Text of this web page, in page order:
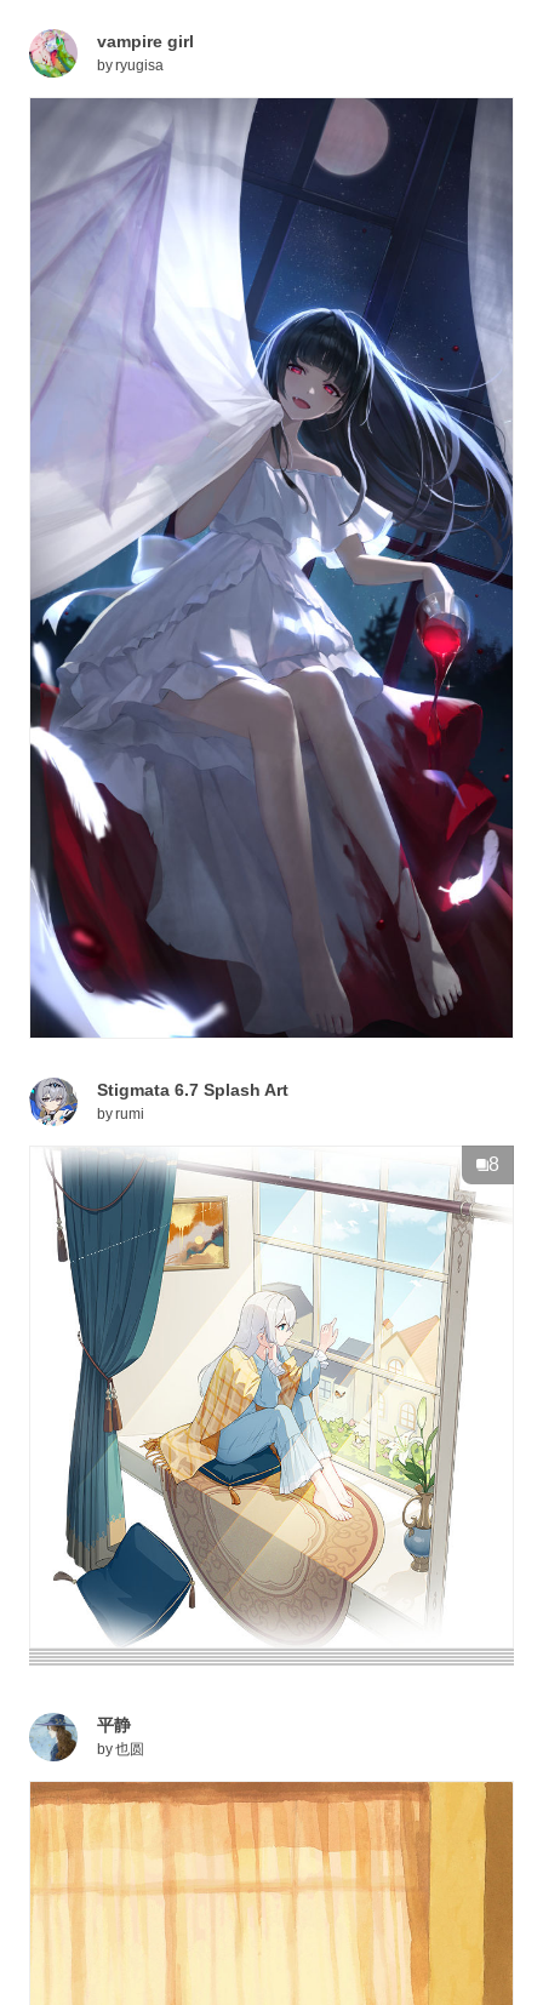
vampire girl
byryugisa
Stigmata 6.7 Splash Art
byrumi
8
平静
by也圆